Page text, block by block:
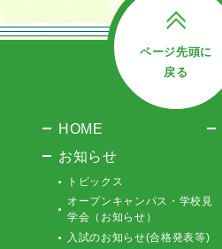
ページ先頭に
戻る
HOME
お知らせ
トピックス
オープンキャンパス・学校見
学会（お知らせ）
入試のお知らせ(合格発表等)